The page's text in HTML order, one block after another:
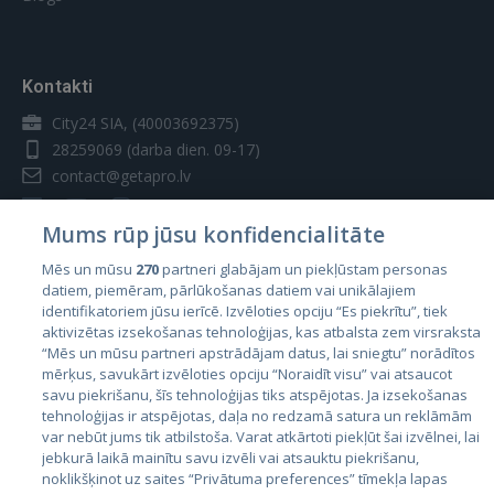
sekošanas tehnoloģijas šādiem mērķiem:
Veiktspējas sīkfaili
Šie sīkfaili ļauj mums saskaitīt
apmeklējumus un datplūsmas avotus, lai
mēs varētu novērtēt un uzlabot mūsu
vietnes veiktspēju. Šie sīkfaili palīdz mums
uzzināt, kuras lapas ir vispopulārākās un
kuras — visretāk apmeklētās, kā arī izzināt
to, kā apmeklētāji pārvietojas mūsu vietnē.
Visa sīkfailu savāktā informācija ir
sakopota, tāpēc tā ir anonīma. Ja
nepiekritīsiet šo sīkfailu izmantošanai, mēs
nezināsim, kad jūs apmeklējāt mūsu vietni.
Veiktspējas
sīkfaili
getapro.lv
periodā par abonementa maksu.
Regulējošā likumdošana un jurisdikcija
Šie Lietošanas noteikumi tiek regulēti un
interpretēti atbilstoši Latvijas Republikas
likumdošanai. Strīdi, kas rodas saistībā ar šiem
Lietošanas noteikumiem tiks izskatīti tikai
Latvijas Republikas tiesu jurisdikcijā.
Izmaiņas
GetaPro patur tiesības mainīt vai atjaunot šos
Lietošanas noteikumus jebkurā laikā un pēc
saviem ieskatiem, bez jebkādiem Lietotāju
Kontakti
City24 SIA, (40003692375)
28259069 (darba dien. 09-17)
contact@getapro.lv
Valstis
Igaunija
Latvija
Lietuva
Mums rūp jūsu konfidencialitāte
Mēs un mūsu 270partneri glabājam un piekļūstam personas
datiem, piemēram, pārlūkošanas datiem vai unikālajiem
identifikatoriem jūsu ierīcē. Izvēloties opciju “Es piekrītu”, tiek
aktivizētas izsekošanas tehnoloģijas, kas atbalsta zem virsraksta
“Mēs un mūsu partneri apstrādājam datus, lai sniegtu” norādītos
mērķus, savukārt izvēloties opciju “Noraidīt visu” vai atsaucot
savu piekrišanu, šīs tehnoloģijas tiks atspējotas. Ja izsekošanas
tehnoloģijas ir atspējotas, daļa no redzamā satura un reklāmām
var nebūt jums tik atbilstoša. Varat atkārtoti piekļūt šai izvēlnei, lai
jebkurā laikā mainītu savu izvēli vai atsauktu piekrišanu,
noklikšķinot uz saites “Privātuma preferences” tīmekļa lapas